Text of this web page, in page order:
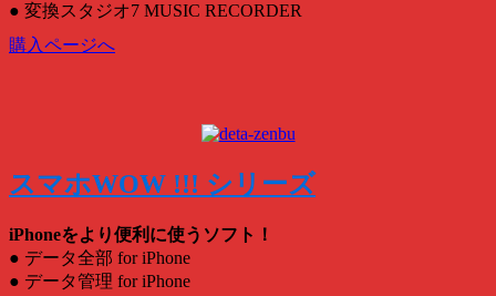
● 変換スタジオ7 MUSIC RECORDER
購入ページへ
スマホWOW !!! シリーズ
iPhoneをより便利に使うソフト！
● データ全部 for iPhone
● データ管理 for iPhone